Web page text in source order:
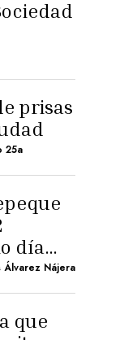
prisas
25a
día
Álvarez Nájera
que